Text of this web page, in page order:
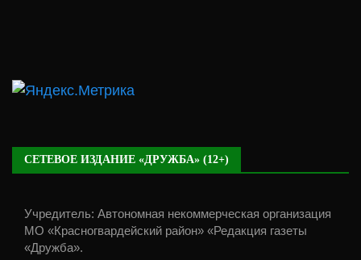
СЕТЕВОЕ ИЗДАНИЕ «ДРУЖБА» (12+)
Учредитель: Автономная некоммерческая организация
МО «Красногвардейский район» «Редакция газеты
«Дружба».